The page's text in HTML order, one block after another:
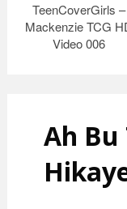
TeenCoverGirls –
Mackenzie TCG
Video 006
Ah Bu